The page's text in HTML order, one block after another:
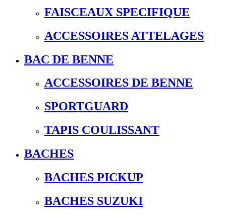
FAISCEAUX SPECIFIQUE
ACCESSOIRES ATTELAGES
BAC DE BENNE
ACCESSOIRES DE BENNE
SPORTGUARD
TAPIS COULISSANT
BACHES
BACHES PICKUP
BACHES SUZUKI